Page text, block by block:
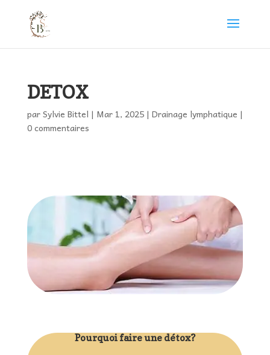
DETOX
parSylvie Bittel | Mar 1, 2025| Drainage lymphatique |
0 commentaires
Pourquoi faire une détox?